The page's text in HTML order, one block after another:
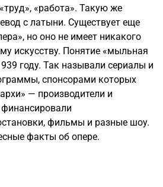
«работа». Такую же
с латыни. Существует еще
но оно не имеет никакого
искусству. Понятие «мыльная
году. Так называли сериалы и
спонсорами которых
— производители и
фильмы и разные шоу.
факты об опере.